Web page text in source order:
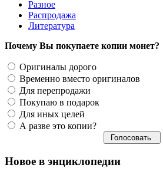
Разное
Распродажа
Литература
Почему Вы покупаете копии монет?
Оригиналы дорого
Временно вместо оригиналов
Для перепродажи
Покупаю в подарок
Для иных целей
А разве это копии?
Новое в энциклопедии